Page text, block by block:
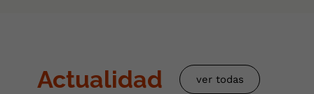
Actualidad ver todas